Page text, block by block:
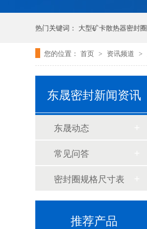
热门关键词： 大型矿卡散热器密封圈
唇形密封圈 泛塞密封圈
您的位置： 首页 > 资讯频道 >
东晟密封新闻资讯
东晟动态
常见问答
密封圈规格尺寸表
推荐产品